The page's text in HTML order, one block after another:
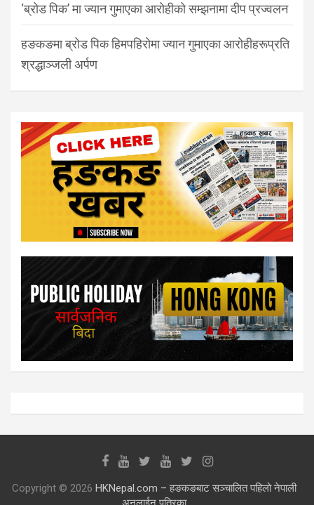
‘ब्रोड पिक’ मा ज्यान गुमाएका आरोहीको सम्झनामा दीप प्रज्वलन
हङकङमा ब्रोड पिक हिमपहिरोमा ज्यान गुमाएका आरोहीहरूप्रति
श्रद्धाञ्जली अर्पण
Copyright © 2026 HKNepal.com – हङकङबाट सञ्चालित पहिलो नेपाली